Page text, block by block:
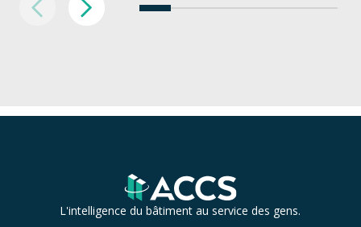
L'intelligence du bâtiment au service des gens.